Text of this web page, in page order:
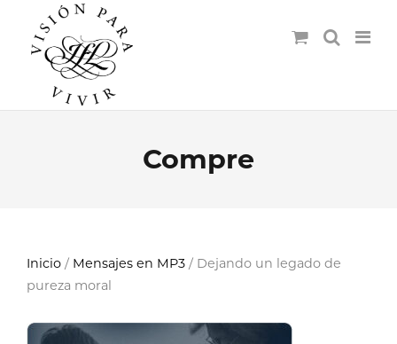
Compre
Inicio / Mensajes en MP3 / Dejando un legado de
pureza moral